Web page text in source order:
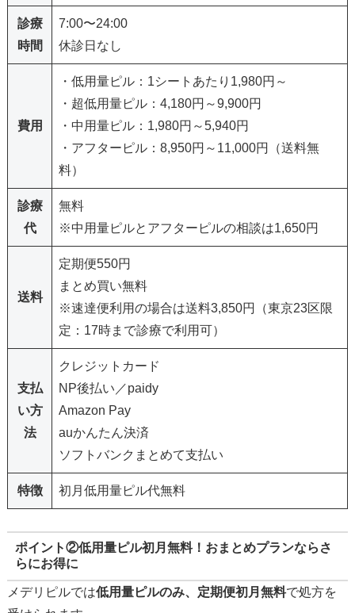
診療
時間
7:00〜24:00
休診日なし
費用
・低用量ピル：1シートあたり1,980円～
・超低用量ピル：4,180円～9,900円
・中用量ピル：1,980円～5,940円
・アフターピル：8,950円～11,000円（送料無
料）
診療
代
無料
※中用量ピルとアフターピルの相談は1,650円
送料
定期便550円
まとめ買い無料
※速達便利用の場合は送料3,850円（東京23区限
定：17時まで診療で利用可）
支払
い方
法
クレジットカード
NP後払い／paidy
Amazon Pay
auかんたん決済
ソフトバンクまとめて支払い
特徴 初月低用量ピル代無料
ポイント②低用量ピル初月無料！おまとめプランならさ
らにお得に
メデリピルでは低用量ピルのみ、定期便初月無料で処方を